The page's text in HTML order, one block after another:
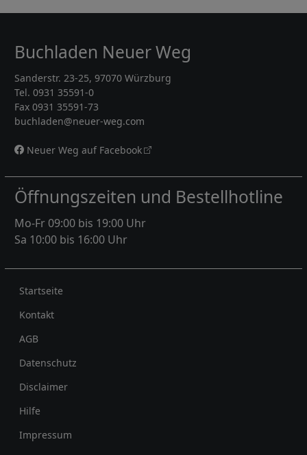
Buchladen Neuer Weg
Sanderstr. 23-25, 97070 Würzburg
Tel. 0931 35591-0
Fax 0931 35591-73
buchladen@neuer-weg.com
Neuer Weg auf Facebook
Öffnungszeiten und Bestellhotline
Mo-Fr 09:00 bis 19:00 Uhr
Sa 10:00 bis 16:00 Uhr
Rechtliches
Startseite
Kontakt
AGB
Datenschutz
Disclaimer
Hilfe
Impressum